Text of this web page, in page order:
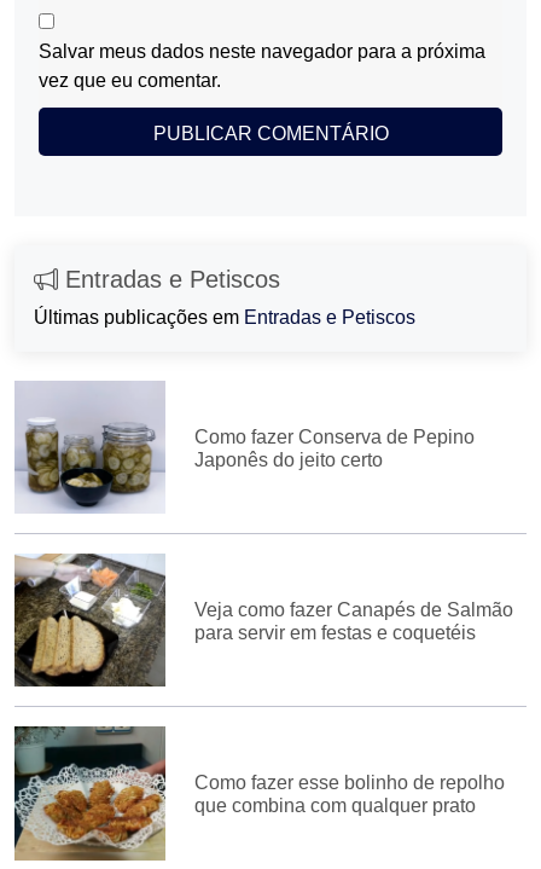
Salvar meus dados neste navegador para a próxima
vez que eu comentar.
Entradas e Petiscos
Últimas publicações em Entradas e Petiscos
Como fazer Conserva de Pepino
Japonês do jeito certo
Veja como fazer Canapés de Salmão
para servir em festas e coquetéis
Como fazer esse bolinho de repolho
que combina com qualquer prato